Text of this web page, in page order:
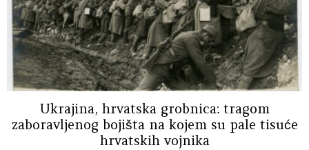
Ukrajina, hrvatska grobnica: tragom
zaboravljenog bojišta na kojem su pale tisuće
hrvatskih vojnika